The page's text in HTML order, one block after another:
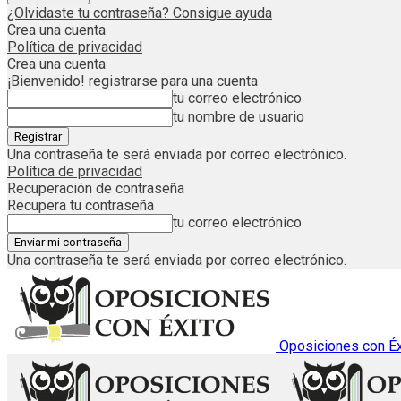
¿Olvidaste tu contraseña? Consigue ayuda
Crea una cuenta
Política de privacidad
Crea una cuenta
¡Bienvenido! registrarse para una cuenta
tu correo electrónico
tu nombre de usuario
Una contraseña te será enviada por correo electrónico.
Política de privacidad
Recuperación de contraseña
Recupera tu contraseña
tu correo electrónico
Una contraseña te será enviada por correo electrónico.
Oposiciones con